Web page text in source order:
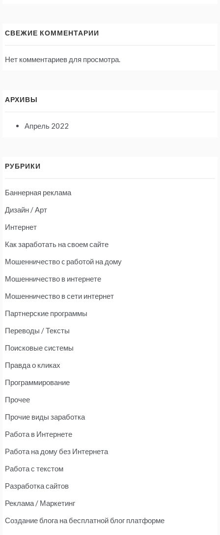
СВЕЖИЕ КОММЕНТАРИИ
Нет комментариев для просмотра.
АРХИВЫ
Апрель 2022
РУБРИКИ
Баннерная реклама
Дизайн / Арт
Интернет
Как заработать на своем сайте
Мошенничество c работой на дому
Мошенничество в интернете
Мошенничество в сети интернет
Партнерские программы
Переводы / Тексты
Поисковые системы
Правда о кликах
Программирование
Прочее
Прочие виды заработка
Работа в Интернете
Работа на дому без Интернета
Работа с текстом
Разработка сайтов
Реклама / Маркетинг
Создание блога на бесплатной блог платформе